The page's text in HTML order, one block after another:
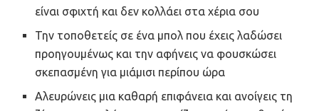
είναι σφιχτή και δεν κολλάει στα χέρια σου
Την τοποθετείς σε ένα μπολ που έχεις λαδώσει
προηγουμένως και την αφήνεις να φουσκώσει
σκεπασμένη για μιάμισι περίπου ώρα
Αλευρώνεις μια καθαρή επιφάνεια και ανοίγεις τη